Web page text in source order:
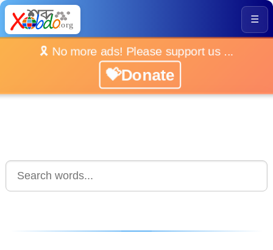
☰
🎗️ No more ads! Please support us ...
💝Donate